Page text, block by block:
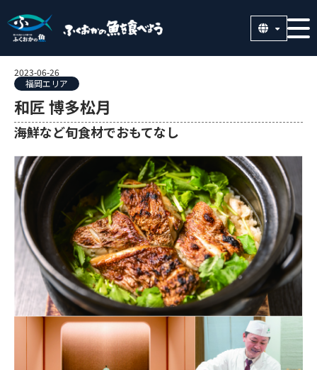
2023-06-26
福岡エリア
和匠 博多松月
海鮮など旬食材でおもてなし